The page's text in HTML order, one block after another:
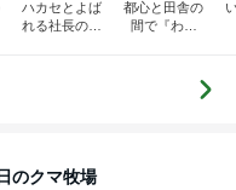
ハカセとよば
れる社長のブ
都心と田舎の
間で『わた
のクマ牧場